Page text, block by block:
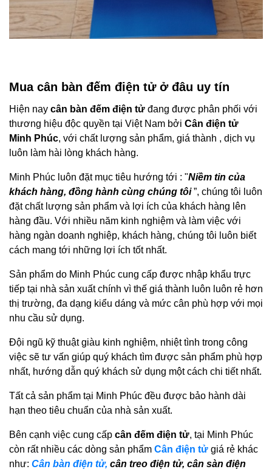
Mua cân bàn đếm điện tử ở đâu uy tín
Hiện nay cân bàn đếm điện tử đang được phân phối với
thương hiệu độc quyền tại Việt Nam bởi Cân điện tử
Minh Phúc, với chất lượng sản phẩm, giá thành , dịch vụ
luôn làm hài lòng khách hàng.
Minh Phúc luôn đặt mục tiêu hướng tới : "Niềm tin của
khách hàng, đồng hành cùng chúng tôi”, chúng tôi luôn
đặt chất lượng sản phẩm và lợi ích của khách hàng lên
hàng đầu. Với nhiều năm kinh nghiệm và làm việc với
hàng ngàn doanh nghiệp, khách hàng, chúng tôi luôn biết
cách mang tới những lợi ích tốt nhất.
Sản phẩm do Minh Phúc cung cấp được nhập khẩu trực
tiếp tại nhà sản xuất chính vì thế giá thành luôn luôn rẻ hơn
thị trường, đa dạng kiểu dáng và mức cân phù hợp với mọi
nhu cầu sử dụng.
Đội ngũ kỹ thuật giàu kinh nghiệm, nhiệt tình trong công
việc sẽ tư vấn giúp quý khách tìm được sản phẩm phù hợp
nhất, hướng dẫn quý khách sử dụng một cách chi tiết nhất.
Tất cả sản phẩm tại Minh Phúc đều được bảo hành dài
hạn theo tiêu chuẩn của nhà sản xuất.
Bên cạnh việc cung cấp cân đếm điện tử, tại Minh Phúc
còn rất nhiều các dòng sản phẩm Cân điện tử giá rẻ khác
như: Cân bàn điện tử, cân treo điện tử, cân sàn điện